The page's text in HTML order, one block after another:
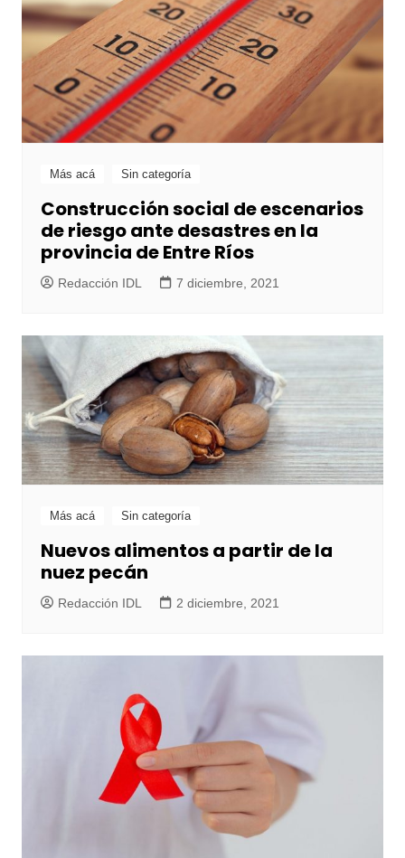
Más acá Sin categoría
Construcción social de escenarios
de riesgo ante desastres en la
provincia de Entre Ríos
Redacción IDL 7 diciembre, 2021
Más acá Sin categoría
Nuevos alimentos a partir de la
nuez pecán
Redacción IDL 2 diciembre, 2021